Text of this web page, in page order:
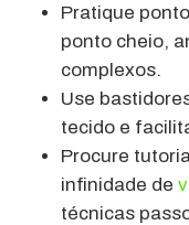
Pratique
ponto cheio,
complexos.
Use
tecido e
Procure
infinidade de
técnicas